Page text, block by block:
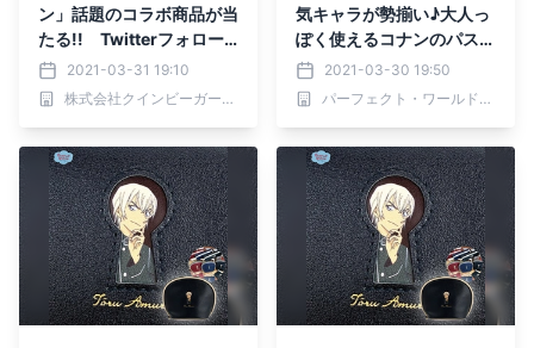
ン」話題のコラボ商品が当
たる!! Twitterフォロー&
リツイートキャンペーン開
催【スイーツショップ Lad
y Bear】
2021-03-31 19:10
株式会社クインビーガーデン
気キャラが勢揃い♪大人っ
ぽく使えるコナンのパスケ
ース＆マルチポーチ
2021-03-30 19:50
パーフェクト・ワールド株式会社